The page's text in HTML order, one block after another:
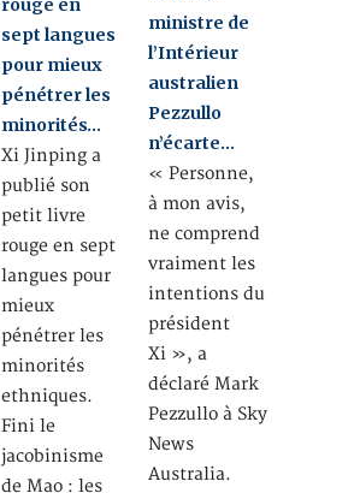
rouge en
sept langues
pour mieux
pénétrer les
minorités…
Xi Jinping a
publié son
petit livre
rouge en sept
langues pour
mieux
pénétrer les
minorités
ethniques.
Fini le
jacobinisme
de Mao : les
ministre de
l’Intérieur
australien
Pezzullo
n’écarte…
« Personne,
à mon avis,
ne comprend
vraiment les
intentions du
président
Xi », a
déclaré Mark
Pezzullo à Sky
News
Australia.